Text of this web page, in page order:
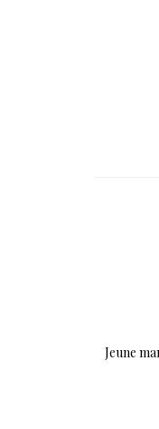
Jeune